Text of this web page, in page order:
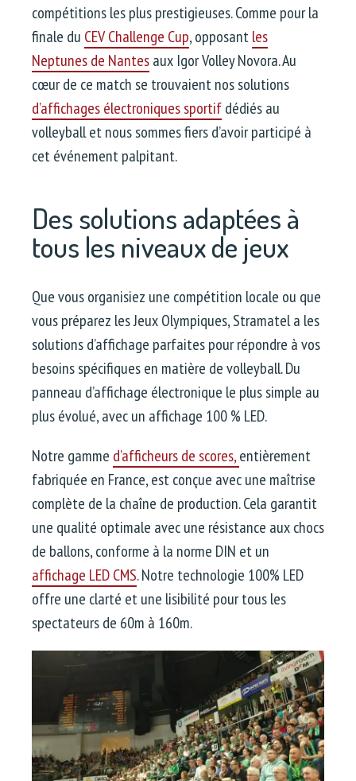
compétitions les plus prestigieuses. Comme pour la
finale du CEV Challenge Cup, opposantles
Neptunes de Nantesaux Igor Volley Novora. Au
cœur de ce match se trouvaient nos solutions
d’affichages électroniques sportifdédiés au
volleyball et nous sommes fiers d’avoir participé à
cet événement palpitant.
Des solutions adaptées à
tous les niveaux de jeux
Que vous organisiez une compétition locale ou que
vous préparez les Jeux Olympiques, Stramatel a les
solutions d’affichage parfaites pour répondre à vos
besoins spécifiques en matière de volleyball. Du
panneau d’affichage électronique le plus simple au
plus évolué, avec un affichage 100 % LED.
Notre gamme d’afficheurs de scores,entièrement
fabriquée en France, est conçue avec une maîtrise
complète de la chaîne de production. Cela garantit
une qualité optimale avec une résistance aux chocs
de ballons, conforme à la norme DIN et un
affichage LED CMS. Notre technologie 100% LED
offre une clarté et une lisibilité pour tous les
spectateurs de 60m à 160m.